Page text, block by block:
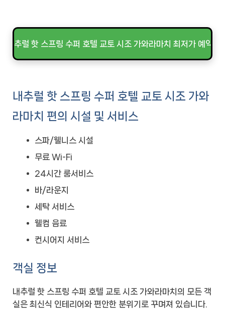
내추럴 핫 스프링 수퍼 호텔 교토 시조 가와라마치 최저가 예약하
내추럴 핫 스프링 수퍼 호텔 교토 시조 가와
라마치 편의 시설 및 서비스
스파/웰니스 시설
무료 Wi-Fi
24시간 룸서비스
바/라운지
세탁 서비스
웰컴 음료
컨시어지 서비스
객실 정보
내추럴 핫 스프링 수퍼 호텔 교토 시조 가와라마치의 모든 객
실은 최신식 인테리어와 편안한 분위기로 꾸며져 있습니다.